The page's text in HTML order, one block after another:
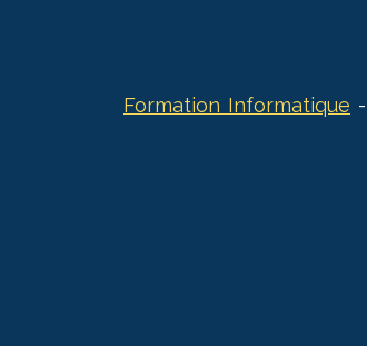
Formation Informatique -